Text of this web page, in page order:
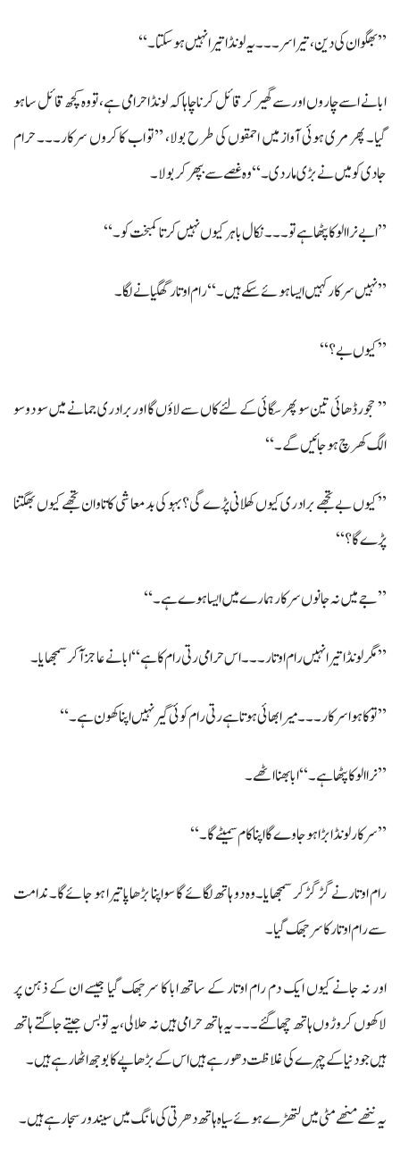
’’بھگوان کی دین، تیرا سر۔۔۔ یہ لونڈا تیرا نہیں ہو سکتا۔‘‘
ابا نے اسے چاروں اور سے گھیر کر قائل کرنا چاہا کہ لونڈا حرامی ہے، تو وہ کچھ قائل سا ہو
گیا۔ پھر مری ہوئی آواز میں احمقوں کی طرح بولا، ’’تو اب کا کروں سرکار۔۔۔ حرام
جادی کو میں نے بڑی مار دی۔‘‘ وہ غصے سے بپھر کر بولا۔
’’ابے نرا الو کا پٹھا ہے تو۔۔۔ نکال باہر کیوں نہیں کرتا کمبخت کو۔‘‘
’’نہیں سرکار کہیں ایسا ہوئے سکے ہیں۔‘‘ رام اوتار گھگیانے لگا۔
’’کیوں بے؟‘‘
’’حجور ڈھائی تین سو پھر سگائی کے لئے کاں سے لاؤں گا اور برادری جمانے میں سو دو سو
الگ کھرچ ہو جائیں گے۔‘‘
’’کیوں بے تجھے برادری کیوں کھلانی پڑے گی؟ بہو کی بدمعاشی کا تاوان تجھے کیوں بھگتنا
پڑے گا؟‘‘
’’جے میں نہ جانوں سرکار ہمارے میں ایسا ہوے ہے۔‘‘
’’مگر لونڈا تیرا نہیں رام اوتار۔۔۔ اس حرامی رتی رام کا ہے‘‘ ابا نے عاجز آ کر سمجھایا۔
’’تو کا ہوا سرکار۔۔۔ میرا بھائی ہوتا ہے رتی رام کوئی گیر نہیں اپنا کھون ہے۔‘‘
’’نرا الو کا پٹھا ہے۔‘‘ ابا بھنا اٹھے۔
’’سرکار لونڈا بڑا ہو جاوے گا اپنا کام سمیٹے گا۔‘‘
رام اوتار نے گڑ گڑ کر سمجھایا۔ وہ دو ہاتھ لگائے گا سو اپنا بڑھاپا تیرا ہو جائے گا۔ ندامت
سے رام اوتار کا سر جھک گیا۔
اور نہ جانے کیوں ایک دم رام اوتار کے ساتھ ابا کا سرجھک گیا جیسے ان کے ذہن پر
لاکھوں کروڑوں ہاتھ چھا گئے۔۔۔ یہ ہاتھ حرامی ہیں نہ حلالی، یہ تو بس جیتے جاگتے ہاتھ
ہیں جو دنیا کے چہرے کی غلاظت دھو رہے ہیں اس کے بڑھاپے کا بوجھ اٹھا رہے ہیں۔
یہ ننھے منھے مٹی میں لتھڑے ہوئے سیاہ ہاتھ دھرتی کی مانگ میں سیندور سجا رہے ہیں۔